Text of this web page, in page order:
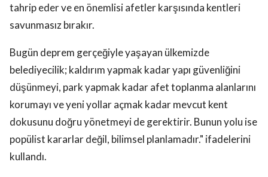
tahrip eder ve en önemlisi afetler karşısında kentleri
savunmasız bırakır.
Bugün deprem gerçeğiyle yaşayan ülkemizde
belediyecilik; kaldırım yapmak kadar yapı güvenliğini
düşünmeyi, park yapmak kadar afet toplanma alanlarını
korumayı ve yeni yollar açmak kadar mevcut kent
dokusunu doğru yönetmeyi de gerektirir. Bunun yolu ise
popülist kararlar değil, bilimsel planlamadır." ifadelerini
kullandı.